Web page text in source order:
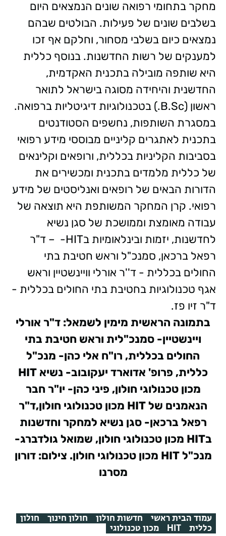
מחקר בתחומי רפואה שונים הנמצאים היום
בשלבים שונים של פעילות. הבולטים שבהם
נמצאים כיום בשלבי מסחור, וחלקם אף זכו
למענקים של רשות החדשנות. בנוסף כללית
היא שותפה מובילה בתכנית האקדמית,
החדשנית והיחידה מסוגה בישראל לתואר
ראשון (B.Sc.) בטכנולוגיות דיגיטליות ברפואה.
במסגרת השותפות, נחשפים הסטודנטים
בתכנית לאתגרים קליניים מבוססי מידע רפואי
בסביבות הקליניות בכללית, ורופאים וקלינאים
של כללית מלמדים בתכנית ומכשירים את
הדורות הבאים של רופאים ואנליסטים של מידע
רפואי. קרן המחקר המשותפת היא תוצאה של
עבודה מאומצת וממושכת של סגן נשיא
לחדשנות, יזמות ובינלאומיות בHIT- – ד"ר
רפאל ברכאן, סמנכ"ל וראש חטיבת בתי
החולים בכללית - ד''ר אורלי וויינשטיין וראש
אגף טכנולוגיות בחטיבת בתי החולים בכללית -
ד"ר זיו פז.
בתמונה הראשית מימין לשמאל: ד"ר אורלי
ויינשטיין- סמנכ"לית וראש חטיבת בתי
החולים בכללית, רו"ח אלי כהן- מנכ"ל
כללית, פרופ' אדוארד יעקובוב- נשיא HIT
מכון טכנולוגי חולון, פיני כהן- יו"ר חבר
הנאמנים של HIT מכון טכנולוגי חולון,ד"ר
רפאל ברכאן- סגן נשיא למחקר וחדשנות
בHIT מכון טכנולוגי חולון, שמואל גולדברג-
מנכ"ל HIT מכון טכנולוגי חולון. צילום: דורון
מסרנו
עמוד הבית ראשי חדשות חולון חולון חינוך חולון
כללית HIT מכון טכנולוגי